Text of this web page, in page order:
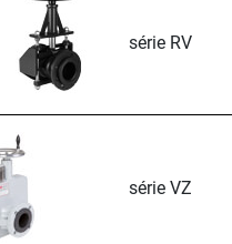
série RV
série VZ